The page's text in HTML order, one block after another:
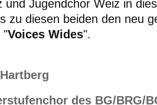
und Jugendchor Weiz in
zu diesen beiden den neu
"Voices Wides".
des BG/BRG/